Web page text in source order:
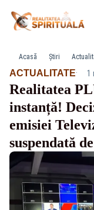
Acasă Știri
ACTUALITATE· 1
Realitatea
instanță!
emisiei
suspendată